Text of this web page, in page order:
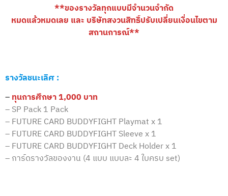
**ของรางวัลทุกแบบมีจำนวนจำกัด
หมดแล้วหมดเลย และ บริษัทสงวนสิทธิ์ปรับเปลี่ยนเงื่อนไขตาม
สถานการณ์**
รางวัลชนะเลิศ :
–ทุนการศึกษา 1,000 บาท
– SP Pack 1 Pack
– FUTURE CARD BUDDYFIGHT Playmat x 1
– FUTURE CARD BUDDYFIGHT Sleeve x 1
– FUTURE CARD BUDDYFIGHT Deck Holder x 1
– การ์ดรางวัลของงาน (4 แบบ แบบละ 4 ใบครบ set)